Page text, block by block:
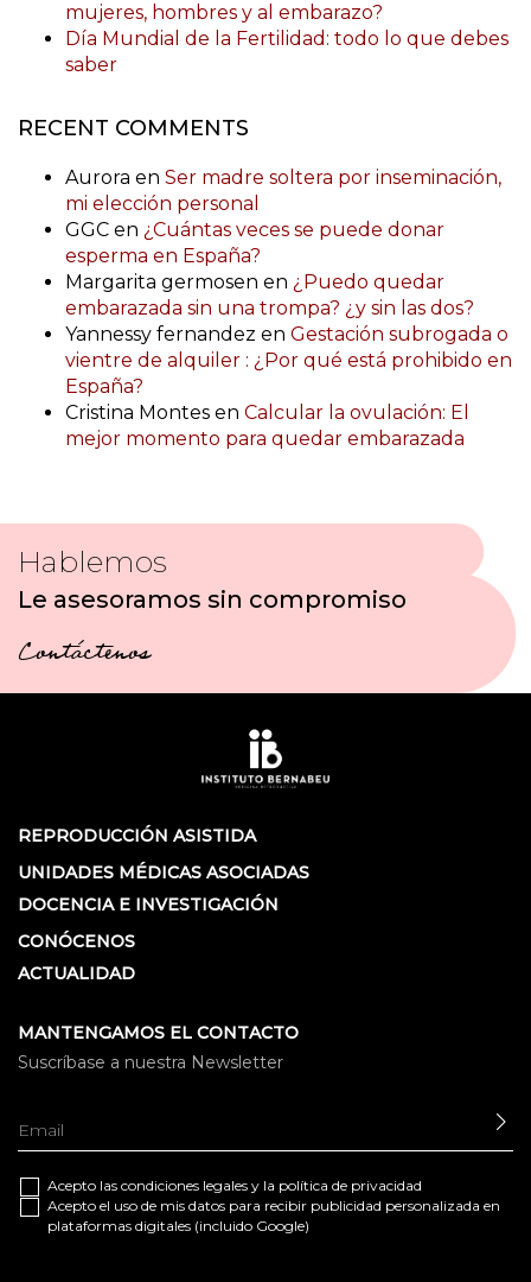
mujeres, hombres y al embarazo?
Día Mundial de la Fertilidad: todo lo que debes
saber
RECENT COMMENTS
Aurora en Ser madre soltera por inseminación,
mi elección personal
GGC en ¿Cuántas veces se puede donar
esperma en España?
Margarita germosen en ¿Puedo quedar
embarazada sin una trompa? ¿y sin las dos?
Yannessy fernandez en Gestación subrogada o
vientre de alquiler : ¿Por qué está prohibido en
España?
Cristina Montes en Calcular la ovulación: El
mejor momento para quedar embarazada
Hablemos
Le asesoramos sin compromiso
Contáctenos
REPRODUCCIÓN ASISTIDA
UNIDADES MÉDICAS ASOCIADAS
DOCENCIA E INVESTIGACIÓN
CONÓCENOS
ACTUALIDAD
MANTENGAMOS EL CONTACTO
Suscríbase a nuestra Newsletter
Acepto las condiciones legales y la política de privacidad
Acepto el uso de mis datos para recibir publicidad personalizada en
plataformas digitales (incluido Google)